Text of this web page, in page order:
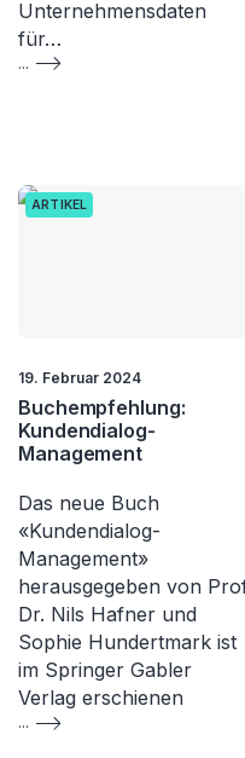
Unternehmensdaten
für…
...
ARTIKEL
19. Februar 2024
Buchempfehlung:
Kundendialog-
Management
Das neue Buch
«Kundendialog-
Management»
herausgegeben von
Dr. Nils Hafner und
Sophie Hundertmark ist
im Springer Gabler
Verlag erschienen
...